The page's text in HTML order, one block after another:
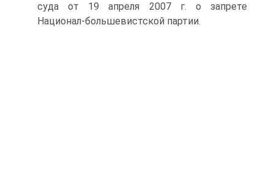
суда от 19 апреля 2007 г. о запрете
Национал-большевистской партии.